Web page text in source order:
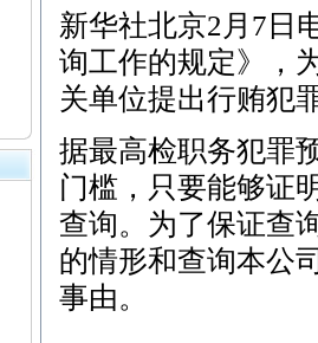
新华社北京2月7日
询工作的规定》，
关单位提出行贿犯
据最高检职务犯罪
门槛，只要能够证
查询。为了保证查
的情形和查询本公
事由。